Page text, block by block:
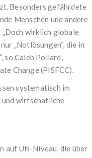
Besonders gefährdete
Menschen und andere
„Doch wirklich globale
„Notlösungen“, die in
so Caleb Pollard,
Change (PISFCC).
systematisch im
wirtschafliche
auf UN-Niveau, die über